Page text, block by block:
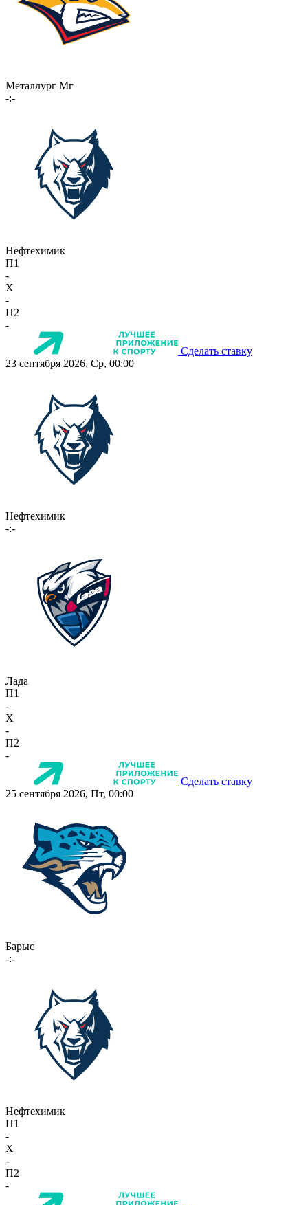
Металлург Мг
-:-
Нефтехимик
П1
-
X
-
П2
-
Сделать ставку
23 сентября 2026, Ср, 00:00
Нефтехимик
-:-
Лада
П1
-
X
-
П2
-
Сделать ставку
25 сентября 2026, Пт, 00:00
Барыс
-:-
Нефтехимик
П1
-
X
-
П2
-